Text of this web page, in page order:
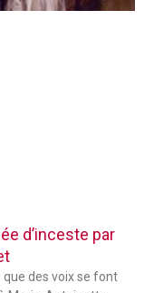
d’inceste par
que des voix se font